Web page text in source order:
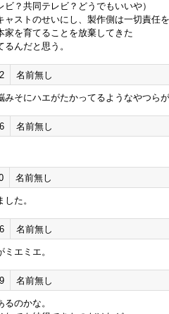
ビ？共同テレビ？どうでもいいや）
ストのせいにし、製作側は一切責任を
家を育てることを放棄してきた
んだと思う。
名前無し
みそにハエがたかってるようなやつら
名前無し
名前無し
た。
名前無し
エミエ。
名前無し
のかな。